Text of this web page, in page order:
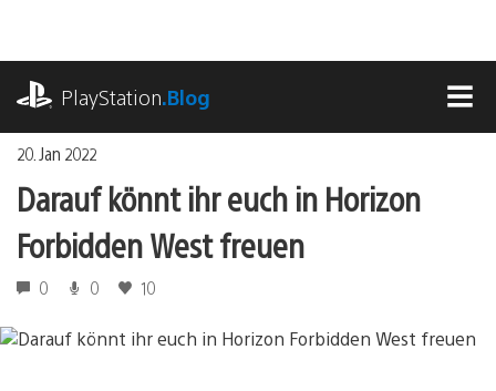
springen
PlayStation.Blog
20. Jan 2022
Darauf könnt ihr euch in Horizon
Forbidden West freuen
0 0 10